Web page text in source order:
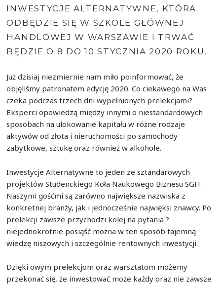
INWESTYCJE ALTERNATYWNE, KTÓRA
ODBĘDZIE SIĘ W SZKOLE GŁÓWNEJ
HANDLOWEJ W WARSZAWIE I TRWAĆ
BĘDZIE O 8 DO 10 STYCZNIA 2020 ROKU.
Już dzisiaj niezmiernie nam miło poinformować, że
objęliśmy patronatem edycję 2020. Co ciekawego na Was
czeka podczas trzech dni wypełnionych prelekcjami?
Eksperci opowiedzą między innymi o niestandardowych
sposobach na ulokowanie kapitału w różne rodzaje
aktywów od złota i nieruchomości po samochody
zabytkowe, sztukę oraz również w alkohole.
Inwestycje Alternatywne to jeden ze sztandarowych
projektów Studenckiego Koła Naukowego Biznesu SGH.
Naszymi gośćmi są zarówno największe nazwiska z
konkretnej branży, jak i jednocześnie najwięksi znawcy. Po
prelekcji zawsze przychodzi kolej na pytania ?
niejednokrotnie posiąść można w ten sposób tajemną
wiedzę niszowych i szczególnie rentownych inwestycji.
Dzięki owym prelekcjom oraz warsztatom możemy
przekonać się, że inwestować może każdy oraz nie zawsze